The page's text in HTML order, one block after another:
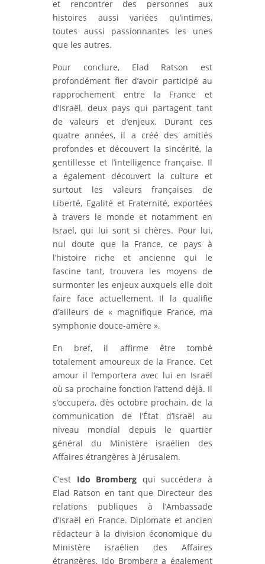
et rencontrer des personnes aux
histoires aussi variées qu’intimes,
toutes aussi passionnantes les unes
que les autres.
Pour conclure, Elad Ratson est
profondément fier d’avoir participé au
rapprochement entre la France et
d’Israël, deux pays qui partagent tant
de valeurs et d’enjeux. Durant ces
quatre années, il a créé des amitiés
profondes et découvert la sincérité, la
gentillesse et l’intelligence française. Il
a également découvert la culture et
surtout les valeurs françaises de
Liberté, Egalité et Fraternité, exportées
à travers le monde et notamment en
Israël, qui lui sont si chères. Pour lui,
nul doute que la France, ce pays à
l’histoire riche et ancienne qui le
fascine tant, trouvera les moyens de
surmonter les enjeux auxquels elle doit
faire face actuellement. Il la qualifie
d’ailleurs de « magnifique France, ma
symphonie douce-amère ».
En bref, il affirme être tombé
totalement amoureux de la France. Cet
amour il l’emportera avec lui en Israël
où sa prochaine fonction l’attend déjà. Il
s’occupera, dès octobre prochain, de la
communication de l’État d’Israël au
niveau mondial depuis le quartier
général du Ministère israélien des
Affaires étrangères à Jérusalem.
C’est Ido Bromberg qui succédera à
Elad Ratson en tant que Directeur des
relations publiques à l’Ambassade
d’Israël en France. Diplomate et ancien
rédacteur à la division économique du
Ministère israélien des Affaires
étrangères, Ido Bromberg a également